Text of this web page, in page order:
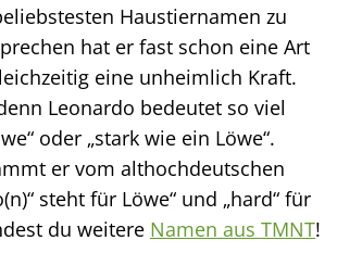
Haustiernamen zu
hat er fast schon eine Art
eine unheimlich Kraft.
Leonardo bedeutet so viel
oder „stark wie ein Löwe“.
er vom althochdeutschen
steht für Löwe“ und „hard“ für
du weitere Namen aus TMNT!